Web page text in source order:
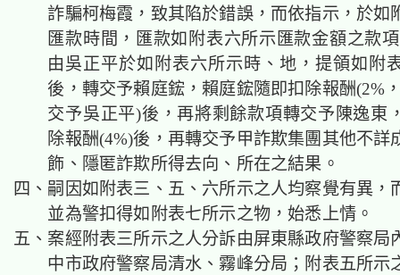
詐騙柯梅霞，致其陷於錯誤，而依指示，於如
匯款時間，匯款如附表六所示匯款金額之款
由吳正平於如附表六所示時、地，提領如附
後，轉交予賴庭鋐，賴庭鋐隨即扣除報酬(2%
交予吳正平)後，再將剩餘款項轉交予陳逸東
除報酬(4%)後，再轉交予甲詐欺集團其他不詳
飾、隱匿詐欺所得去向、所在之結果。
四、嗣因如附表三、五、六所示之人均察覺有異，
並為警扣得如附表七所示之物，始悉上情。
五、案經附表三所示之人分訴由屏東縣政府警察局
中市政府警察局清水、霧峰分局；附表五所示